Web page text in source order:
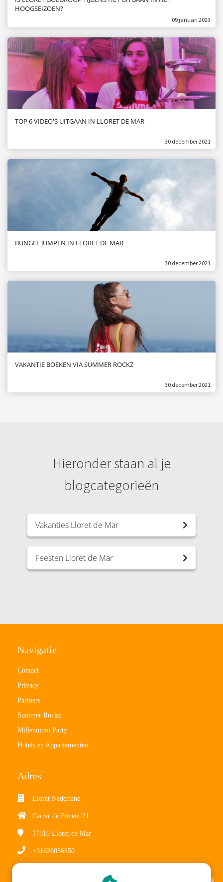
HOOGSEIZOEN?
09 januari 2023
TOP 6 VIDEO'S UITGAAN IN LLORET DE MAR
30 december 2021
BUNGEE JUMPEN IN LLORET DE MAR
30 december 2021
VAKANTIE BOEKEN VIA SUMMER ROCKZ
30 december 2021
Hieronder staan al je
blogcategorieën
Vakanties Lloret de Mar
Feesten Lloret de Mar
Navigatie
Contact
Privacy
Partners
Summer Rockz
Millennium Party
Hotels en Appartementen
Adres
Lloret Nederland
Carrer de Ponent 21
17310 Lloret de Mar
+31626056650
Ga in je Phoenix admin naar het tabblad Design en klik op Headers &